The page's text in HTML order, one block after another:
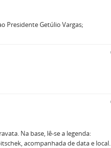
Presidente Getúlio Vargas;
Na base, lê-se a legenda:
acompanhada de data e local.